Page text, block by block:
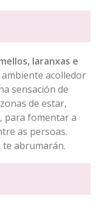
laranxas e
acolledor
sensación de
de estar,
para fomentar a
as persoas.
te abrumarán.